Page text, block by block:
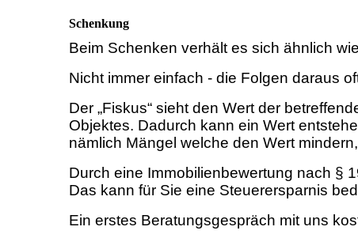
Schenkung
Beim Schenken verhält es sich ähnlich
Nicht immer einfach - die Folgen daraus
Der „Fiskus“ sieht den Wert der
Objektes. Dadurch kann ein Wert
nämlich Mängel welche den Wert
Durch eine Immobilienbewertung nach §
Das kann für Sie eine Steuerersparnis
Ein erstes Beratungsgespräch mit uns